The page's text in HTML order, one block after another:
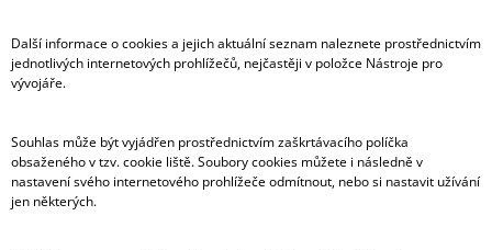
Další informace o cookies a jejich aktuální seznam naleznete prostřednictvím
jednotlivých internetových prohlížečů, nejčastěji v položce Nástroje pro
vývojáře.
Souhlas může být vyjádřen prostřednictvím zaškrtávacího políčka
obsaženého v tzv. cookie liště. Soubory cookies můžete i následně v
nastavení svého internetového prohlížeče odmítnout, nebo si nastavit užívání
jen některých.